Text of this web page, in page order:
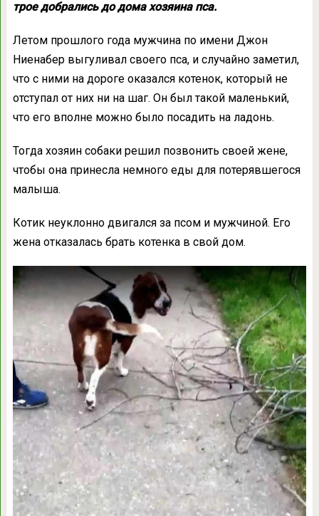
трое добрались до дома хозяина пса.
Летом прошлого года мужчина по имени Джон
Ниенабер выгуливал своего пса, и случайно заметил,
что с ними на дороге оказался котенок, который не
отступал от них ни на шаг. Он был такой маленький,
что его вполне можно было посадить на ладонь.
Тогда хозяин собаки решил позвонить своей жене,
чтобы она принесла немного еды для потерявшегося
малыша.
Котик неуклонно двигался за псом и мужчиной. Его
жена отказалась брать котенка в свой дом.